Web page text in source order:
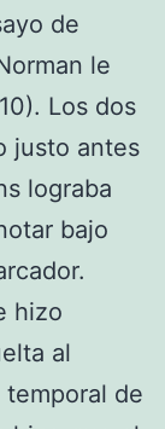
de
le
Los dos
justo antes
lograba
bajo
hizo
al
de